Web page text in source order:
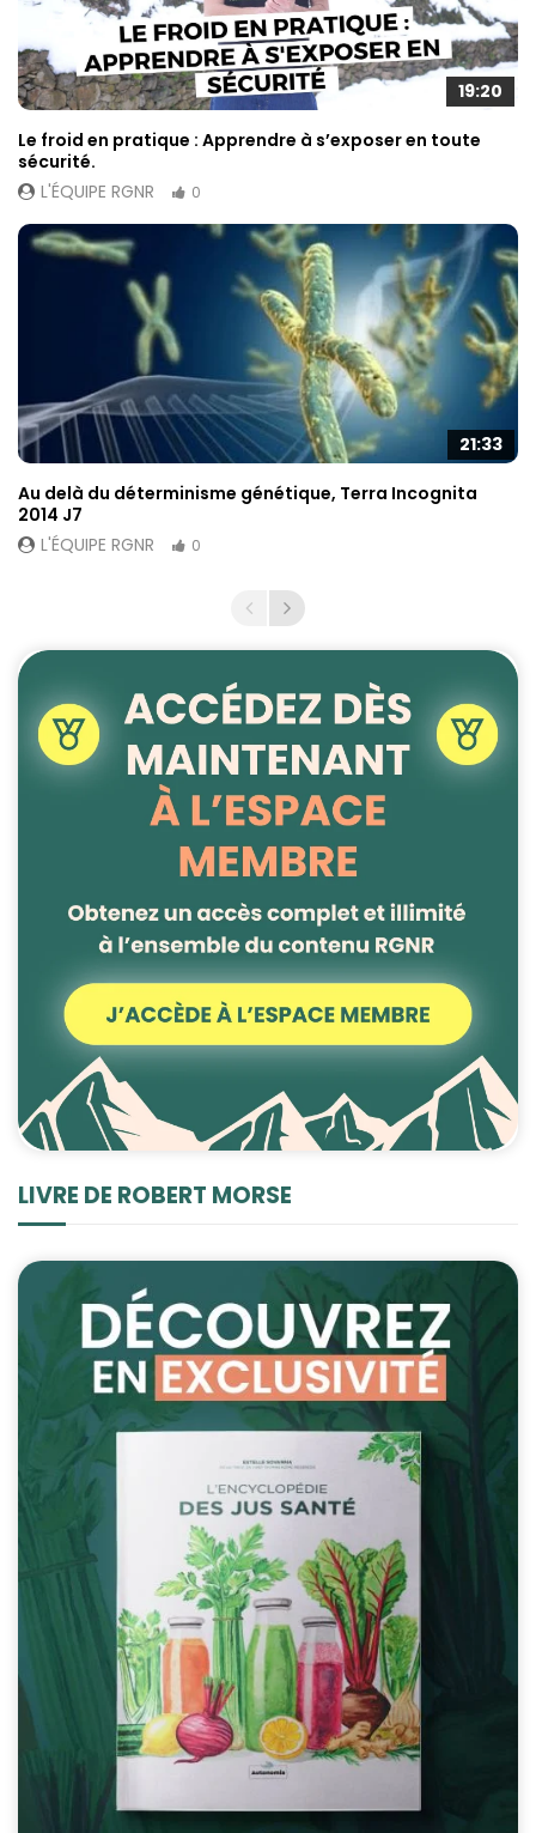
19:20
Le froid en pratique : Apprendre à s’exposer en toute
sécurité.
L'ÉQUIPE RGNR
0
21:33
Au delà du déterminisme génétique, Terra Incognita
2014 J7
L'ÉQUIPE RGNR
0
LIVRE DE ROBERT MORSE